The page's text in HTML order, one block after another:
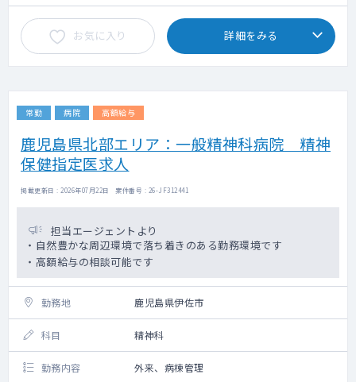
お気に入り 詳細をみる
常勤 病院 高額給与
鹿児島県北部エリア：一般精神科病院 精神
保健指定医求人
掲載更新日 : 2026年07月22日 案件番号 : 26-JF312441
担当エージェントより
・自然豊かな周辺環境で落ち着きのある勤務環境です
・高額給与の相談可能です
勤務地 鹿児島県伊佐市
科目 精神科
勤務内容 外来、病棟管理